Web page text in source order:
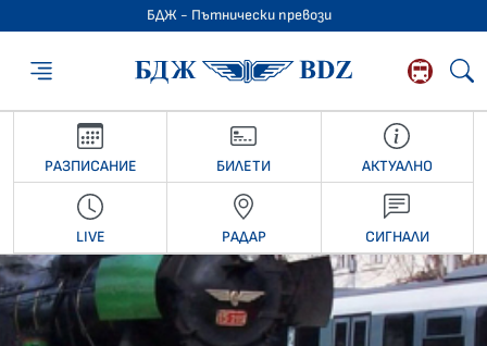
БДЖ - Пътнически превози
БДЖ -
РАЗПИСАНИЕ БИЛЕТИ АКТУАЛНО
LIVE РАДАР СИГНАЛИ